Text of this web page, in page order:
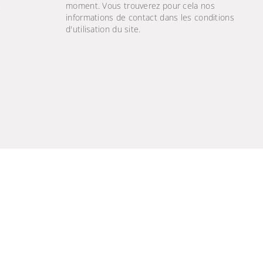
moment. Vous trouverez pour cela nos
informations de contact dans les conditions
d'utilisation du site.